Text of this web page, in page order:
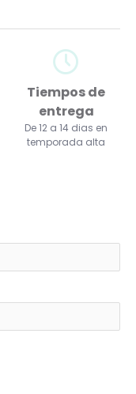
Tiempos de
entrega
De 12 a 14 dias en
temporada alta